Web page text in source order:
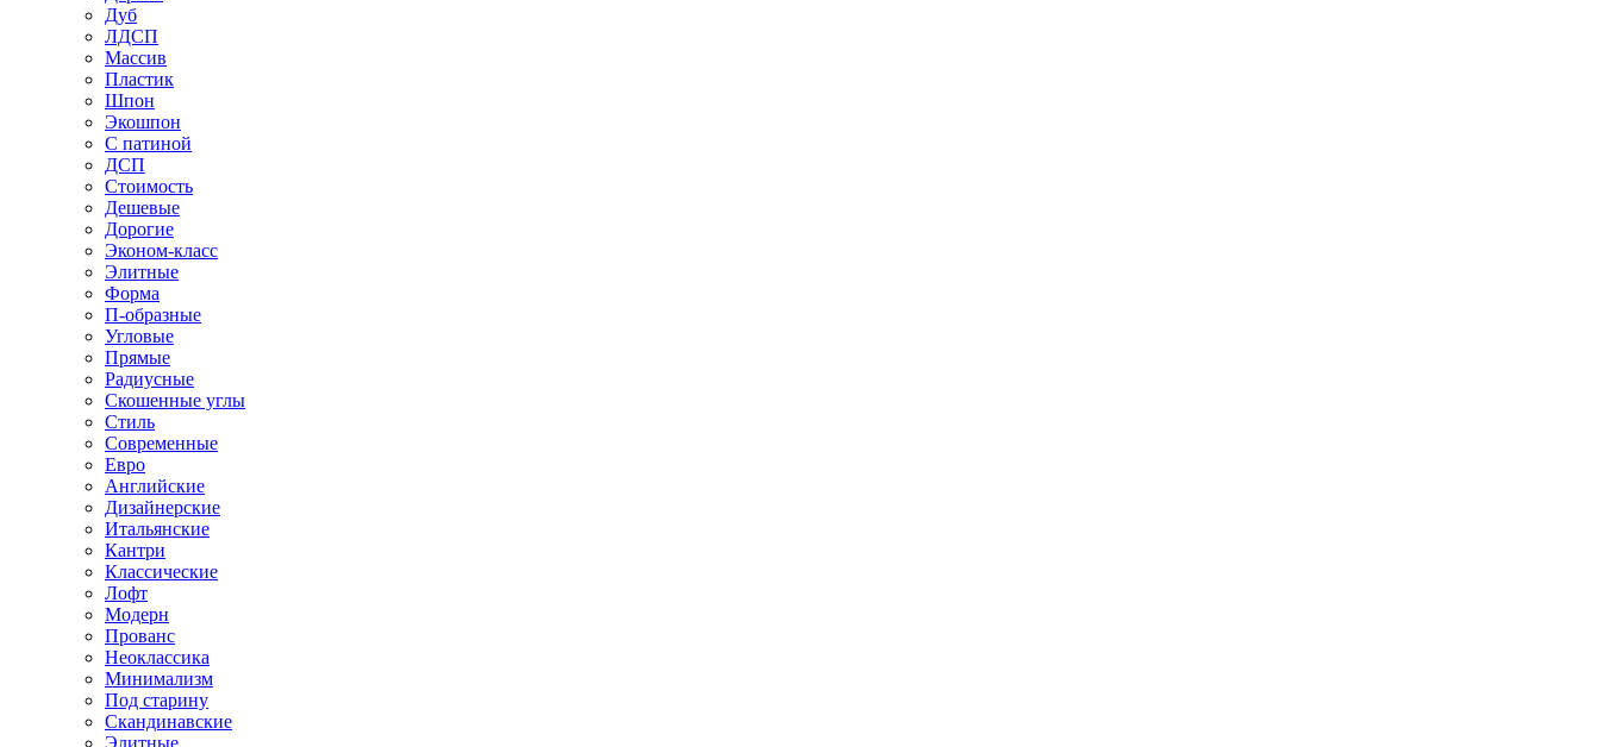
Дуб
ЛДСП
Массив
Пластик
Шпон
Экошпон
С патиной
ДСП
Стоимость
Дешевые
Дорогие
Эконом-класс
Элитные
Форма
П-образные
Угловые
Прямые
Радиусные
Скошенные углы
Стиль
Современные
Евро
Английские
Дизайнерские
Итальянские
Кантри
Классические
Лофт
Модерн
Прованс
Неоклассика
Минимализм
Под старину
Скандинавские
Элитные